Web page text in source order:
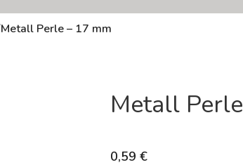
Metall Perle – 17 mm
Metall
0,59 €